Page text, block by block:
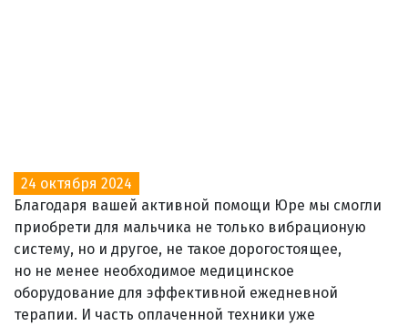
24 октября 2024
Благодаря вашей активной помощи Юре мы смогли
приобрети для мальчика не только вибрационую
систему, но и другое, не такое дорогостоящее,
но не менее необходимое медицинское
оборудование для эффективной ежедневной
терапии. И часть оплаченной техники уже